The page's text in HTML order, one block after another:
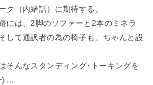
ク（内緒話）に期待する。
には、2脚のソファーと2本のミネラ
して通訳者の為の椅子も、ちゃんと設
そんなスタンディング･トーキングを
…